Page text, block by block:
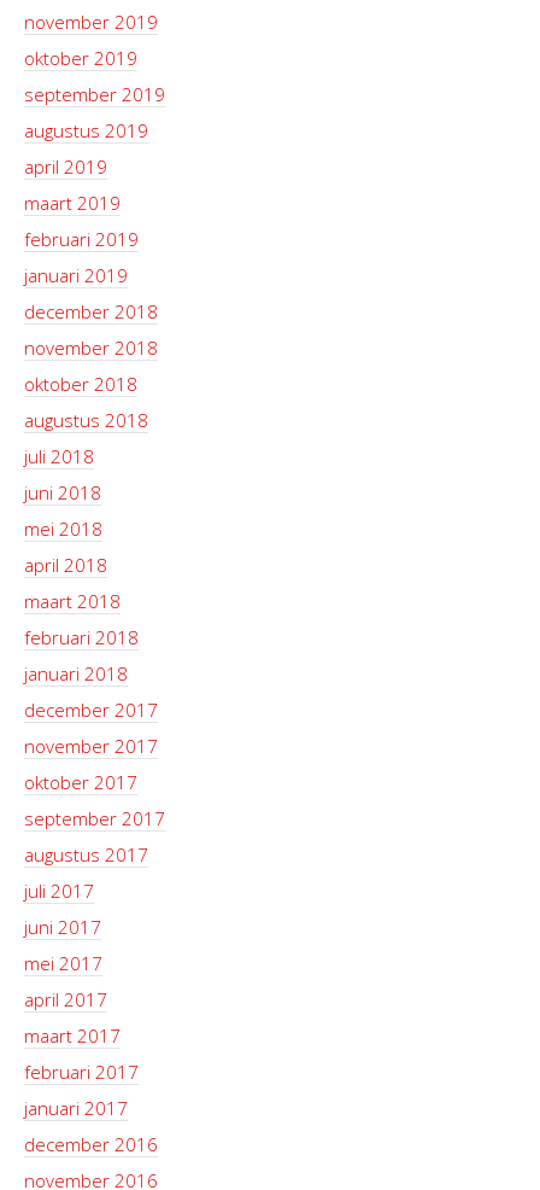
november 2019
oktober 2019
september 2019
augustus 2019
april 2019
maart 2019
februari 2019
januari 2019
december 2018
november 2018
oktober 2018
augustus 2018
juli 2018
juni 2018
mei 2018
april 2018
maart 2018
februari 2018
januari 2018
december 2017
november 2017
oktober 2017
september 2017
augustus 2017
juli 2017
juni 2017
mei 2017
april 2017
maart 2017
februari 2017
januari 2017
december 2016
november 2016